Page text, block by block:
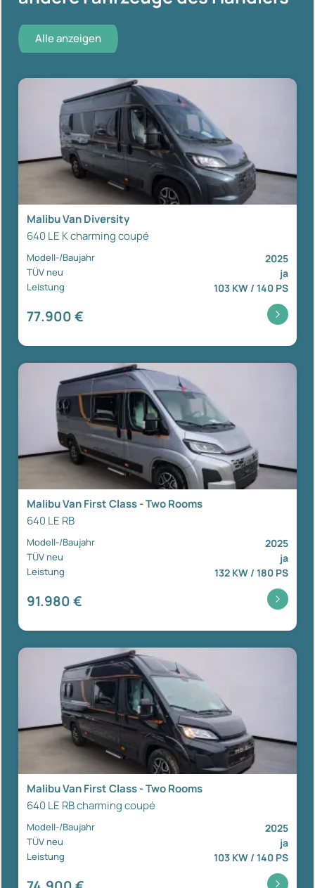
Alle anzeigen
Malibu Van Diversity
640 LE K charming coupé
Modell-/Baujahr 2025
TÜV neu ja
Leistung 103 KW / 140 PS
77.900 €
Malibu Van First Class - Two Rooms
640 LE RB
Modell-/Baujahr 2025
TÜV neu ja
Leistung 132 KW / 180 PS
91.980 €
Malibu Van First Class - Two Rooms
640 LE RB charming coupé
Modell-/Baujahr 2025
TÜV neu ja
Leistung 103 KW / 140 PS